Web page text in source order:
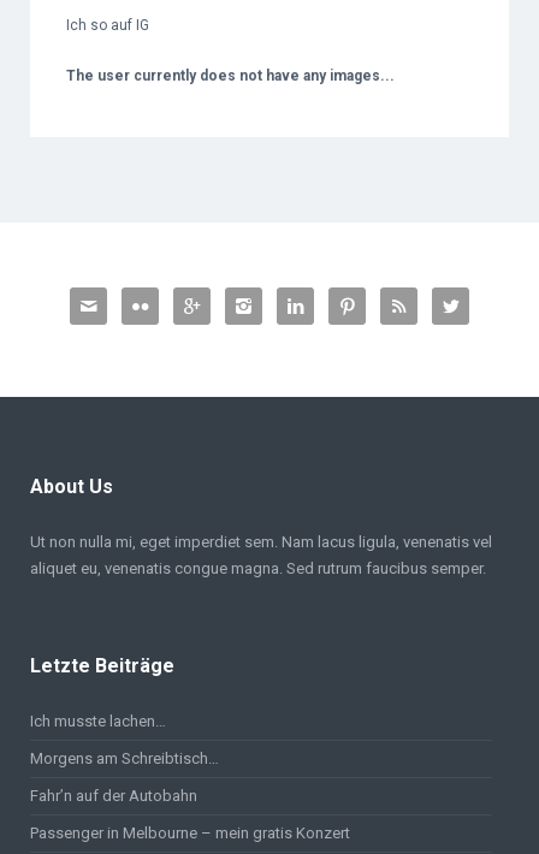
Ich so auf IG
The user currently does not have any images...
       
About Us
Ut non nulla mi, eget imperdiet sem. Nam lacus ligula, venenatis vel
aliquet eu, venenatis congue magna. Sed rutrum faucibus semper.
Letzte Beiträge
Ich musste lachen…
Morgens am Schreibtisch…
Fahr’n auf der Autobahn
Passenger in Melbourne – mein gratis Konzert